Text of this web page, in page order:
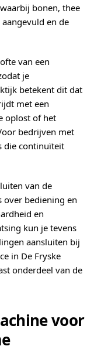
bonen, thee
en de
van een
je
betekent dit dat
met een
oplost of het
bedrijven met
die continuïteit
van de
over bediening en
en
kun je tevens
aansluiten bij
in De Fryske
onderdeel van de
voor